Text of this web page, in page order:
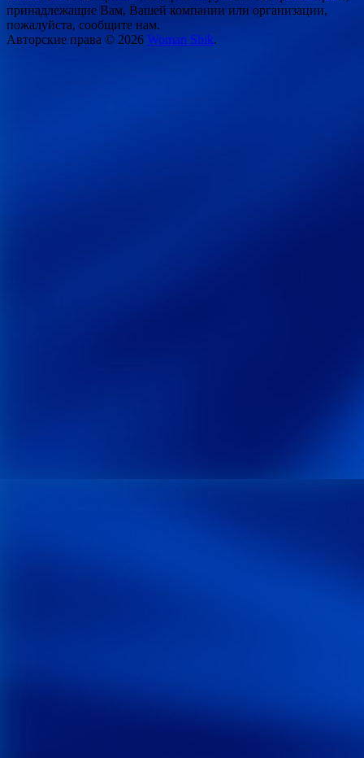
принадлежащие Вам, Вашей компании или организации,
пожалуйста, сообщите нам.
Авторские права © 2026 Woman Shik.